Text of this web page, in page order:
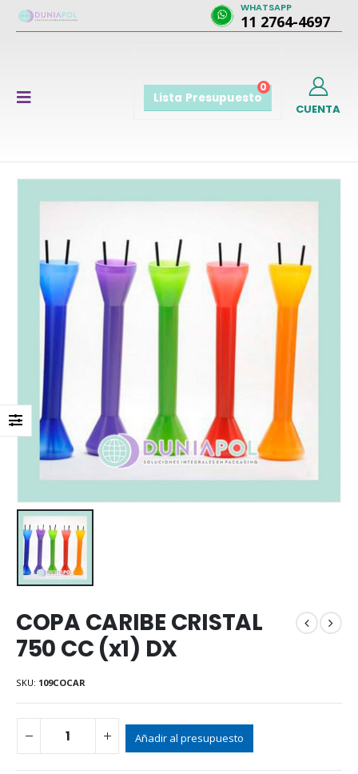
WHATSAPP
11 2764-4697
0
Lista Presupuesto
CUENTA
COPA CARIBE CRISTAL
750 CC (x1) DX
SKU: 109COCAR
Añadir al presupuesto